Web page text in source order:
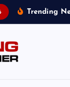
Trending